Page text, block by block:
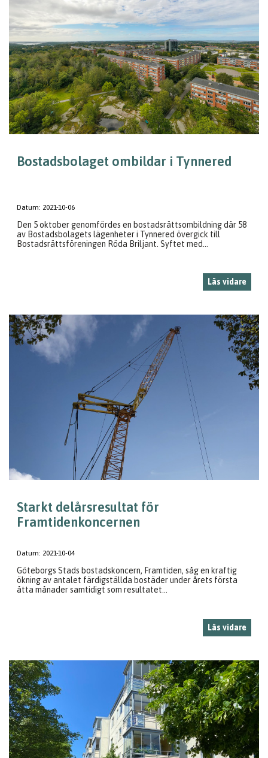
Bostadsbolaget ombildar i Tynnered
Datum: 2021-10-06
Den 5 oktober genomfördes en bostadsrättsombildning där 58
av Bostadsbolagets lägenheter i Tynnered övergick till
Bostadsrättsföreningen Röda Briljant. Syftet med...
Läs vidare
Starkt delårsresultat för
Framtidenkoncernen
Datum: 2021-10-04
Göteborgs Stads bostadskoncern, Framtiden, såg en kraftig
ökning av antalet färdigställda bostäder under årets första
åtta månader samtidigt som resultatet...
Läs vidare